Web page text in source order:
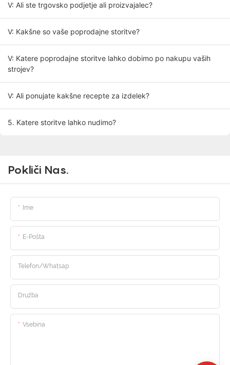
V: Ali ste trgovsko podjetje ali proizvajalec?
V: Kakšne so vaše poprodajne storitve?
V: Katere poprodajne storitve lahko dobimo po nakupu vaših
strojev?
V: Ali ponujate kakšne recepte za izdelek?
5. Katere storitve lahko nudimo?
Pokliči Nas.
Ime
E-Pošta
Telefon/Whatsap
Družba
Vsebina